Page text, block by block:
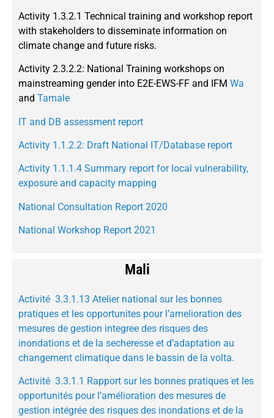
Activity 1.3.2.1 Technical training and workshop report
with stakeholders to disseminate information on
climate change and future risks.
Activity 2.3.2.2: National Training workshops on
mainstreaming gender into E2E-EWS-FF and IFM Wa
and Tamale
IT and DB assessment report
Activity 1.1.2.2: Draft National IT/Database report
Activity 1.1.1.4 Summary report for local vulnerability,
exposure and capacity mapping
National Consultation Report 2020
National Workshop Report 2021
Mali
Activité 3.3.1.13 Atelier national sur les bonnes
pratiques et les opportunites pour l’amelioration des
mesures de gestion integree des risques des
inondations et de la secheresse et d’adaptation au
changement climatique dans le bassin de la volta.
Activité 3.3.1.1 Rapport sur les bonnes pratiques et les
opportunités pour l’amélioration des mesures de
gestion intégrée des risques des inondations et de la